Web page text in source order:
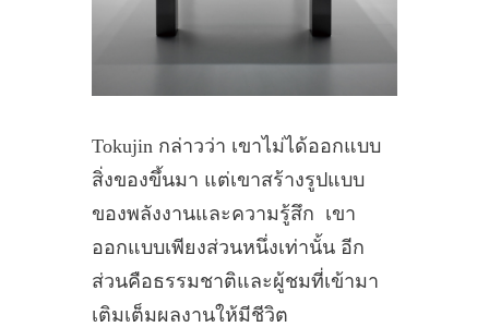
Tokujin กล่าวว่า เขาไม่ได้ออกแบบ
สิ่งของขึ้นมา แต่เขาสร้างรูปแบบ
ของพลังงานและความรู้สึก เขา
ออกแบบเพียงส่วนหนึ่งเท่านั้น อีก
ส่วนคือธรรมชาติและผู้ชมที่เข้ามา
เติมเต็มผลงานให้มีชีวิต